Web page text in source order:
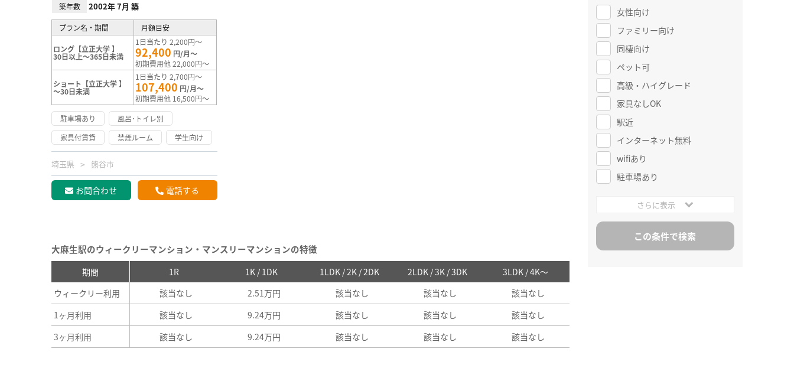
築年数 2002年 7月 築
プラン名・期間 月額目安
ロング【立正大学 】
30日以上～365日未満
1日当たり 2,200円～
92,400 円/月～
初期費用他 22,000円～
ショート【立正大学 】
～30日未満
1日当たり 2,700円～
107,400 円/月～
初期費用他 16,500円～
駐車場あり
風呂･トイレ別
家具付賃貸
禁煙ルーム 学生向け
埼玉県 熊谷市
お問合わせ 電話する
大麻生駅のウィークリーマンション・マンスリーマンションの特徴
期間 1R 1K / 1DK 1LDK / 2K / 2DK 2LDK / 3K / 3DK
3LDK / 4K～
ウィークリー利用
該当なし 2.51万円 該当なし 該当なし
該当なし
1ヶ月利用
該当なし 9.24万円 該当なし 該当なし
該当なし
3ヶ月利用
該当なし 9.24万円 該当なし 該当なし 該当なし
女性向け
ファミリー向け
同棲向け
ペット可
高級・ハイグレード
家具なしOK
駅近
インターネット無料
wifiあり
駐車場あり
さらに表示